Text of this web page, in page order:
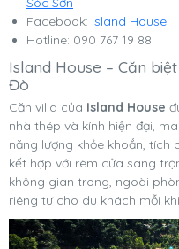
Facebook: Island House
Hotline: 090 767 19 88
Island House – Căn
Đò
Căn villa của Island House
nhà thép và kính hiện đại,
năng lượng khỏe khoắn, tích
kết hợp với rèm cửa sang
không gian trong, ngoài
riêng tư cho du khách mỗi